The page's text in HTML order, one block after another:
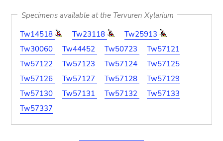
Specimens available at the Tervuren Xylarium
Tw14518
Tw23118
Tw25913
Tw30060
Tw44452 Tw50723
Tw57121
Tw57122
Tw57123 Tw57124
Tw57125
Tw57126
Tw57127 Tw57128
Tw57129
Tw57130
Tw57131 Tw57132
Tw57133
Tw57337